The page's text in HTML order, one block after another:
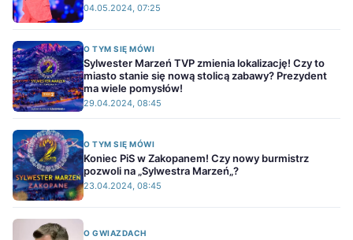
04.05.2024, 07:25
O TYM SIĘ MÓWI
Sylwester Marzeń TVP zmienia lokalizację! Czy to
miasto stanie się nową stolicą zabawy? Prezydent
ma wiele pomysłów!
29.04.2024, 08:45
O TYM SIĘ MÓWI
Koniec PiS w Zakopanem! Czy nowy burmistrz
pozwoli na „Sylwestra Marzeń„?
23.04.2024, 08:45
O GWIAZDACH